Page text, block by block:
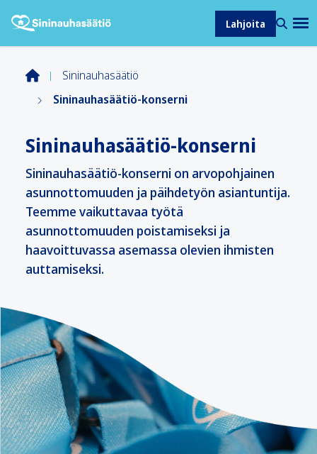
Lahjoita
Sininauhasäätiö
Sininauhasäätiö-konserni
Sininauhasäätiö-konserni
Sininauhasäätiö-konserni on arvopohjainen
asunnottomuuden ja päihdetyön asiantuntija.
Teemme vaikuttavaa työtä
asunnottomuuden poistamiseksi ja
haavoittuvassa asemassa olevien ihmisten
auttamiseksi.